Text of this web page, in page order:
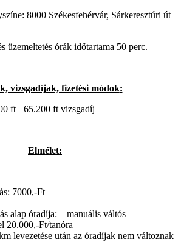
​8000 Székesfehérvár, Sárkeresztúri út
üzemeltetés órák időtartama 50 perc.
vizsgadíjak, fizetési módok:
ft +65.200 ft vizsgadíj
Elmélet:
​7000,-Ft
alap óradíja: – manuális váltós
20.000,-Ft/tanóra
levezetése után az óradíjak nem változnak